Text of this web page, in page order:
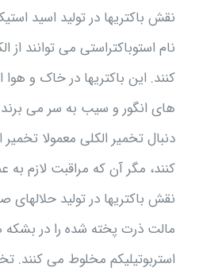
نقش باکتریها در تولید اسید
نام استوباکتراستی می توانند از
کنند. این باکتریها در خاک و هوا
های انگور و سیب به سر می برند.
دنبال تخمیر الکلی معمولا
کنند، مگر آن که مراقبت لازم به
نقش باکتریها در تولید
مالت ذرت پخته شده را در بشکه
استربوتیلیکم مخلوط می کنند.